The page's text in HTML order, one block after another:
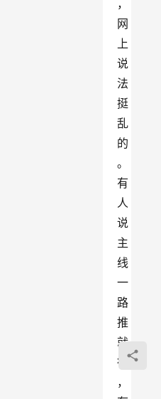
，
网
上
说
法
挺
乱
的
。
有
人
说
主
线
一
路
推
就
行
，